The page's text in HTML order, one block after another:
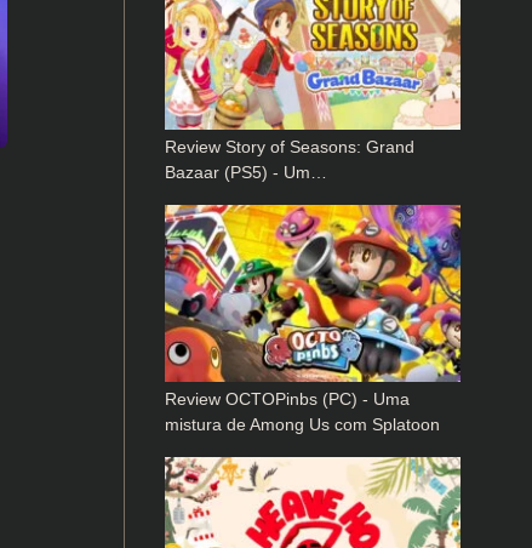
Review Story of Seasons: Grand
Bazaar (PS5) - Um…
Review OCTOPinbs (PC) - Uma
mistura de Among Us com Splatoon